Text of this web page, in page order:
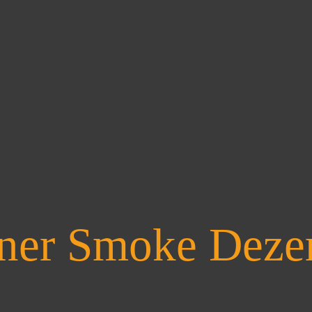
Smoke